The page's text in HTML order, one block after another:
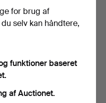
(frivilligt)
udvalgte genstande og
nemt framelde det igen.
brugervilkårene
at jeg har læst
for brug af
selv kan håndtere,
funktioner baseret
af Auctionet.